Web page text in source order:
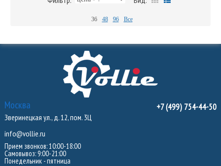
36 48 96 Все
Москва
Зверинецкая ул., д. 12, пом. 3Ц
info@vollie.ru
Прием звонков: 10:00-18:00
Самовывоз: 9:00-21:00
Понедельник - пятница
+7 (499) 754-44-50